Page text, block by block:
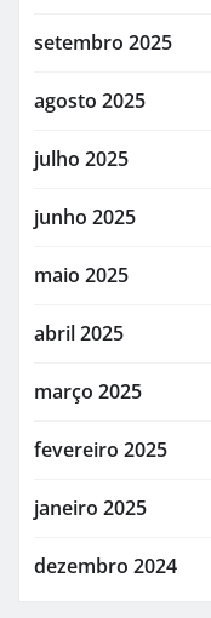
setembro 2025
agosto 2025
julho 2025
junho 2025
maio 2025
abril 2025
março 2025
fevereiro 2025
janeiro 2025
dezembro 2024